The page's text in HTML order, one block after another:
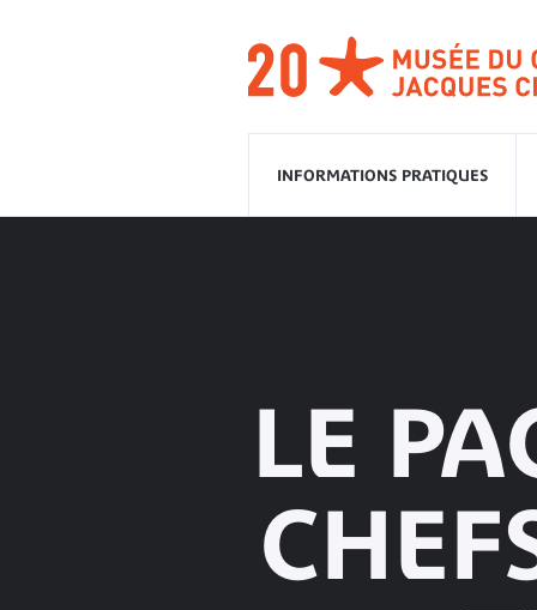
INFORMATIONS PRATIQUES
LE